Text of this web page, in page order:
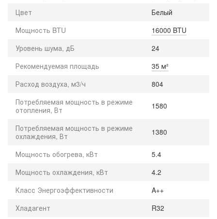
Цвет
Белый
Мощность BTU
16000 BTU
Уровень шума, дБ
24
Рекомендуемая площадь
35 м²
Расход воздуха, м3/ч
804
Потребляемая мощность в режиме
отопления, Вт
1580
Потребляемая мощность в режиме
охлаждения, Вт
1380
Мощность обогрева, кВт
5.4
Мощность охлаждения, кВт
4.2
Класс Энергоэффективности
A++
Хладагент
R32